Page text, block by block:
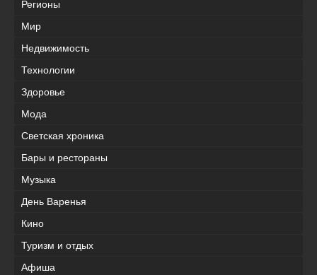
Регионы
Мир
Недвижимость
Технологии
Здоровье
Мода
Светская хроника
Бары и рестораны
Музыка
День Варенья
Кино
Туризм и отдых
Афиша